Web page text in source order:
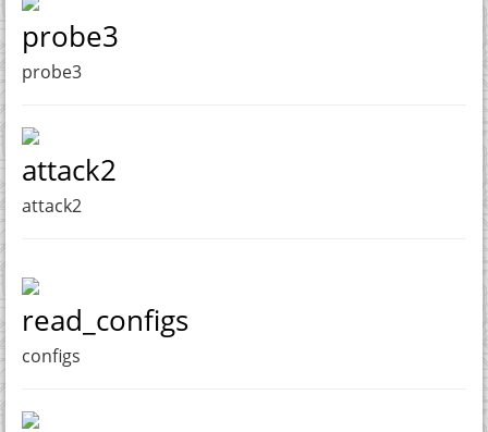
probe3
probe3
attack2
attack2
read_configs
configs